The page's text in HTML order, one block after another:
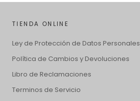
TIENDA ONLINE
Ley de Protección de Datos Personales
Política de Cambios y Devoluciones
Libro de Reclamaciones
Terminos de Servicio